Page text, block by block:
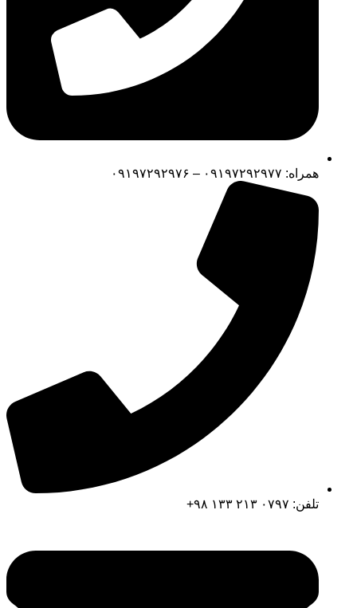
همراه: ۰۹۱۹۷۲۹۲۹۷۷ – ۰۹۱۹۷۲۹۲۹۷۶
تلفن: ۰۷۹۷ ۲۱۳ ۱۳۳ ۹۸+